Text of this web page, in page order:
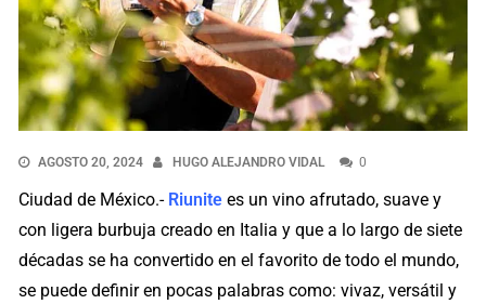
AGOSTO 20, 2024 HUGO ALEJANDRO VIDAL 0
Ciudad de México.- Riunite es un vino afrutado, suave y
con ligera burbuja creado en Italia y que a lo largo de siete
décadas se ha convertido en el favorito de todo el mundo,
se puede definir en pocas palabras como: vivaz, versátil y